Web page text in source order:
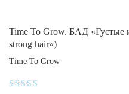
Time To Grow. БАД «Густые
strong hair»)
Time To Grow